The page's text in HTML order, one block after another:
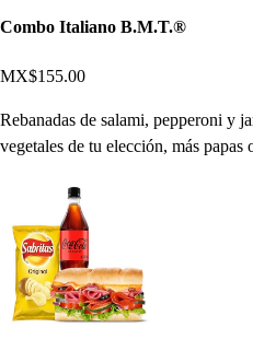
Combo Italiano B.M.T.®
MX$155.00
Rebanadas de salami, pepperoni y
vegetales de tu elección, más papas